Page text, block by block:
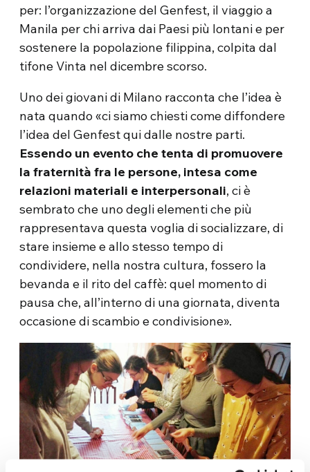
per: l’organizzazione del Genfest, il viaggio a
Manila per chi arriva dai Paesi più lontani e per
sostenere la popolazione filippina, colpita dal
tifone Vinta nel dicembre scorso.
Uno dei giovani di Milano racconta che l’idea è
nata quando «ci siamo chiesti come diffondere
l’idea del Genfest qui dalle nostre parti.
Essendo un evento che tenta di promuovere
la fraternità fra le persone, intesa come
relazioni materiali e interpersonali, ci è
sembrato che uno degli elementi che più
rappresentava questa voglia di socializzare, di
stare insieme e allo stesso tempo di
condividere, nella nostra cultura, fossero la
bevanda e il rito del caffè: quel momento di
pausa che, all’interno di una giornata, diventa
occasione di scambio e condivisione».